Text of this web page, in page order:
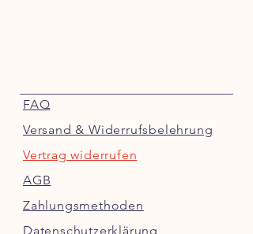
FAQ
Versand & Widerrufsbelehrung
Vertrag widerrufen
AGB
Zahlungsmethoden
Datenschutzerklärung